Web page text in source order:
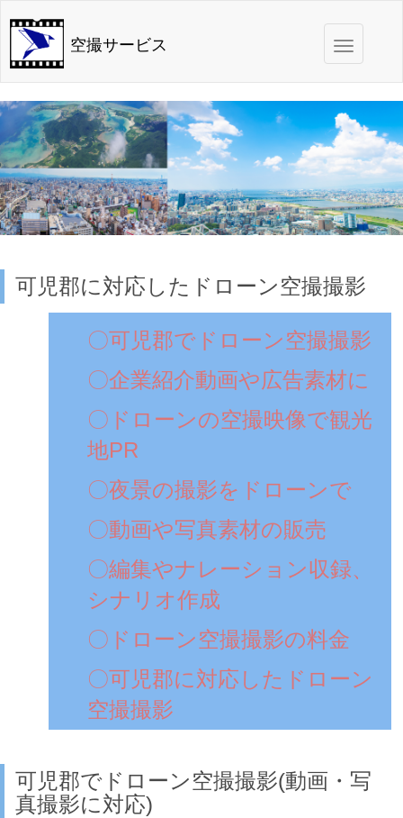
navigation
空撮サービス
可児郡に対応したドローン空撮撮影
〇可児郡でドローン空撮撮影
〇企業紹介動画や広告素材に
〇ドローンの空撮映像で観光
地PR
〇夜景の撮影をドローンで
〇動画や写真素材の販売
〇編集やナレーション収録、
シナリオ作成
〇ドローン空撮撮影の料金
〇可児郡に対応したドローン
空撮撮影
可児郡でドローン空撮撮影(動画・写
真撮影に対応)